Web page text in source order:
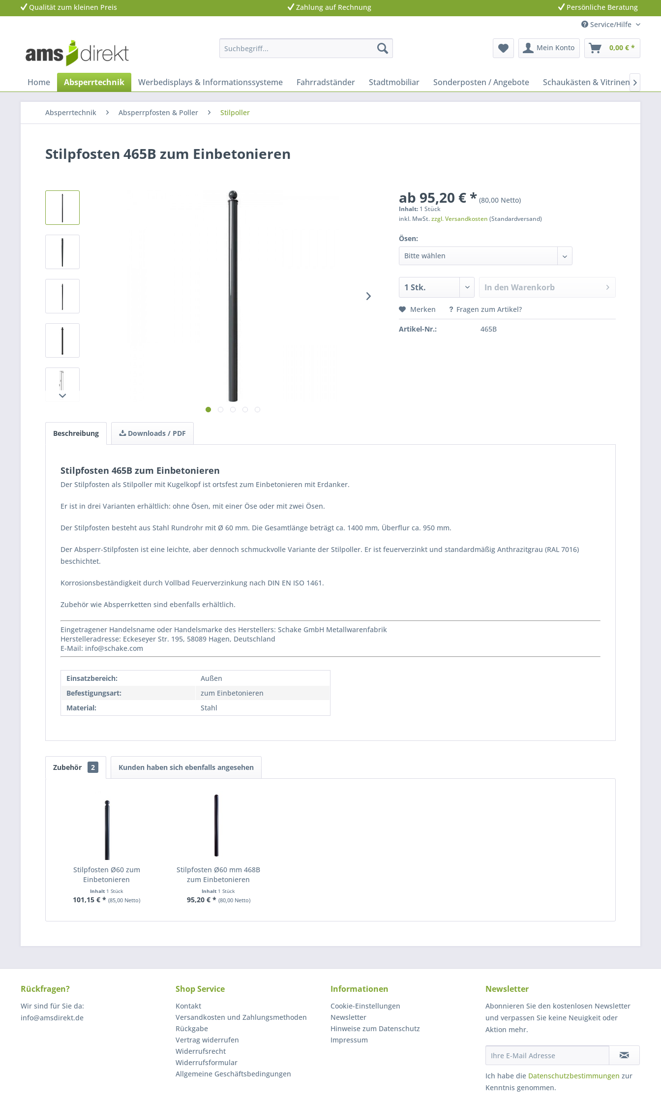
Qualität zum kleinen Preis Zahlung auf Rechnung
Persönliche Beratung
Service/Hilfe
Mein Konto 0,00 € *
Home Absperrtechnik Werbedisplays & Informationssysteme Fahrradständer Stadtmobiliar Sonderposten / Angebote Schaukästen & Vitrinen 
Absperrtechnik Absperrpfosten & Poller Stilpoller
Stilpfosten 465B zum Einbetonieren
ab 95,20 € * (80,00 Netto)
Inhalt: 1 Stück
inkl. MwSt.zzgl. Versandkosten (Standardversand)
Ösen:
In den Warenkorb
Merken Fragen zum Artikel?
Artikel-Nr.: 465B
Beschreibung Downloads / PDF
Stilpfosten 465B zum Einbetonieren
Der Stilpfosten als Stilpoller mit Kugelkopf ist ortsfest zum Einbetonieren mit Erdanker.
Er ist in drei Varianten erhältlich: ohne Ösen, mit einer Öse oder mit zwei Ösen.
Der Stilpfosten besteht aus Stahl Rundrohr mit Ø 60 mm. Die Gesamtlänge beträgt ca. 1400 mm, Überflur ca. 950 mm.
Der Absperr-Stilpfosten ist eine leichte, aber dennoch schmuckvolle Variante der Stilpoller. Er ist feuerverzinkt und standardmäßig Anthrazitgrau (RAL 7016)
beschichtet.
Korrosionsbeständigkeit durch Vollbad Feuerverzinkung nach DIN EN ISO 1461.
Zubehör wie Absperrketten sind ebenfalls erhältlich.
Eingetragener Handelsname oder Handelsmarke des Herstellers: Schake GmbH Metallwarenfabrik
Herstelleradresse: Eckeseyer Str. 195, 58089 Hagen, Deutschland
E-Mail: info@schake.com
Einsatzbereich:
Außen
Befestigungsart:
zum Einbetonieren
Material:
Stahl
Zubehör 2 Kunden haben sich ebenfalls angesehen
Stilpfosten Ø60 zum
Einbetonieren
Inhalt 1 Stück
101,15 € * (85,00 Netto)
Stilpfosten Ø60 mm 468B
zum Einbetonieren
Inhalt 1 Stück
95,20 € * (80,00 Netto)
Rückfragen?
Wir sind für Sie da:
info@amsdirekt.de
Shop Service
Kontakt
Versandkosten und Zahlungsmethoden
Rückgabe
Vertrag widerrufen
Widerrufsrecht
Widerrufsformular
Allgemeine Geschäftsbedingungen
Informationen
Cookie-Einstellungen
Newsletter
Hinweise zum Datenschutz
Impressum
Newsletter
Abonnieren Sie den kostenlosen Newsletter
und verpassen Sie keine Neuigkeit oder
Aktion mehr.
Ich habe die Datenschutzbestimmungen zur
Kenntnis genommen.